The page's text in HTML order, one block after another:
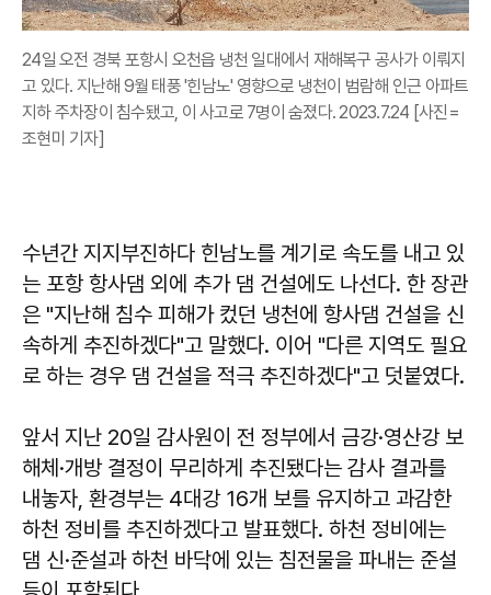
24일 오전 경북 포항시 오천읍 냉천 일대에서 재해복구 공사가 이뤄지
고 있다. 지난해 9월 태풍 '힌남노' 영향으로 냉천이 범람해 인근 아파트
지하 주차장이 침수됐고, 이 사고로 7명이 숨졌다. 2023.7.24 [사진=
조현미 기자]
수년간 지지부진하다 힌남노를 계기로 속도를 내고 있
는 포항 항사댐 외에 추가 댐 건설에도 나선다. 한 장관
은 "지난해 침수 피해가 컸던 냉천에 항사댐 건설을 신
속하게 추진하겠다"고 말했다. 이어 "다른 지역도 필요
로 하는 경우 댐 건설을 적극 추진하겠다"고 덧붙였다.
앞서 지난 20일 감사원이 전 정부에서 금강·영산강 보
해체·개방 결정이 무리하게 추진됐다는 감사 결과를
내놓자, 환경부는 4대강 16개 보를 유지하고 과감한
하천 정비를 추진하겠다고 발표했다. 하천 정비에는
댐 신·준설과 하천 바닥에 있는 침전물을 파내는 준설